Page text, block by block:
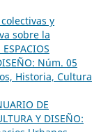
y
sobre la
Núm. 05
Historia, Cultura
DE
Y DISEÑO: